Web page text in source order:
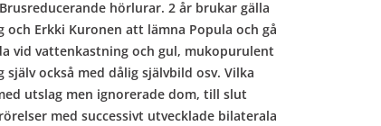
hörlurar. 2 år brukar gälla
Erkki Kuronen att lämna Popula och gå
vid vattenkastning och gul, mukopurulent
också med dålig självbild osv. Vilka
utslag men ignorerade dom, till slut
med successivt utvecklade bilaterala